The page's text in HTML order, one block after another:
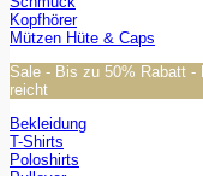
Kopfhörer
Mützen Hüte & Caps
Sale - Bis zu 50% Rabatt -
reicht
Bekleidung
T-Shirts
Poloshirts